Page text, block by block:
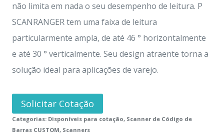
não limita em nada o seu desempenho de leitura. P
SCANRANGER tem uma faixa de leitura
particularmente ampla, de até 46 ° horizontalmente
e até 30 ° verticalmente. Seu design atraente torna a
solução ideal para aplicações de varejo.
Solicitar Cotação
Categorias: Disponíveis para cotação, Scanner de Código de
Barras CUSTOM, Scanners